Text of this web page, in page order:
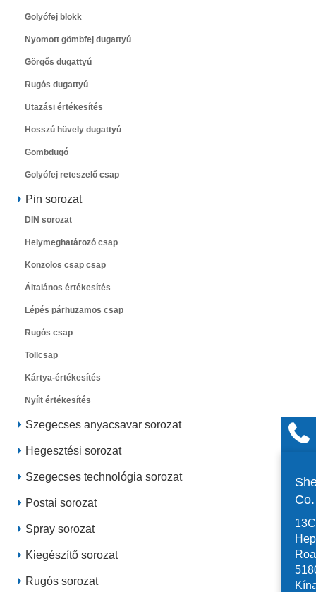
Golyófej blokk
Nyomott gömbfej dugattyú
Görgős dugattyú
Rugós dugattyú
Utazási értékesítés
Hosszú hüvely dugattyú
Gombdugó
Golyófej reteszelő csap
Pin sorozat
DIN sorozat
Helymeghatározó csap
Konzolos csap csap
Általános értékesítés
Lépés párhuzamos csap
Rugós csap
Tollcsap
Kártya-értékesítés
Nyílt értékesítés
Szegecses anyacsavar sorozat
Hegesztési sorozat
Szegecses technológia sorozat
Postai sorozat
Spray sorozat
Kiegészítő sorozat
Rugós sorozat